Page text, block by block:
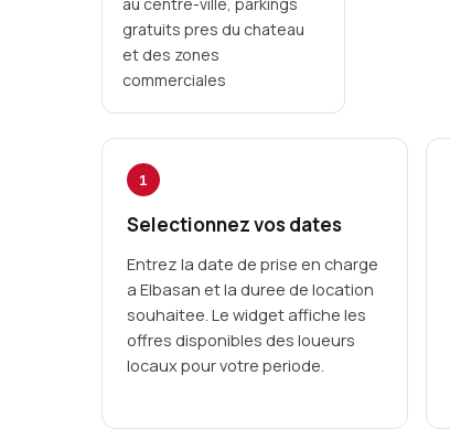
gratuits pres du chateau
et des zones
commerciales
1
Selectionnez vos dates
Entrez la date de prise en charge
a Elbasan et la duree de location
souhaitee. Le widget affiche les
offres disponibles des loueurs
locaux pour votre periode.